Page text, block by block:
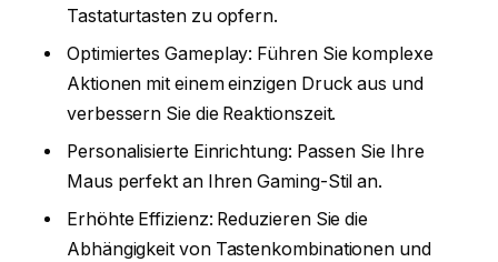
Tastaturtasten zu opfern.
Optimiertes Gameplay: Führen Sie komplexe
Aktionen mit einem einzigen Druck aus und
verbessern Sie die Reaktionszeit.
Personalisierte Einrichtung: Passen Sie Ihre
Maus perfekt an Ihren Gaming-Stil an.
Erhöhte Effizienz: Reduzieren Sie die
Abhängigkeit von Tastenkombinationen und